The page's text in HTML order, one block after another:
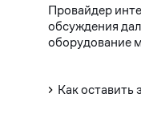
Провайдер
обсуждения
оборудование
Как оставить